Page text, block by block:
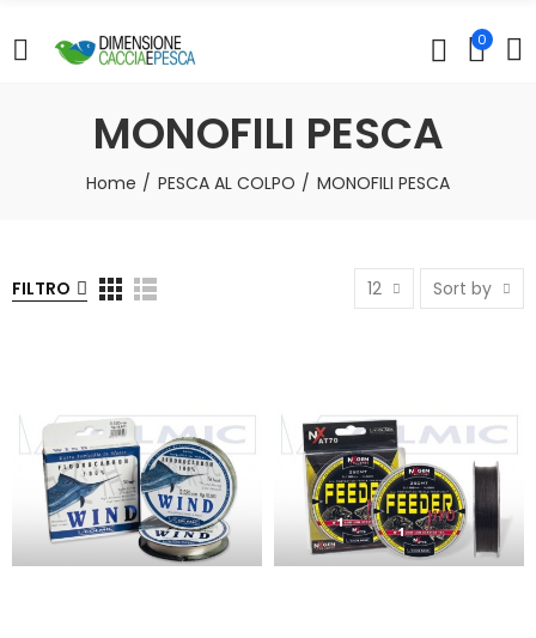
0
MONOFILI PESCA
Home PESCA AL COLPO MONOFILI PESCA
FILTRO 12 Sort by